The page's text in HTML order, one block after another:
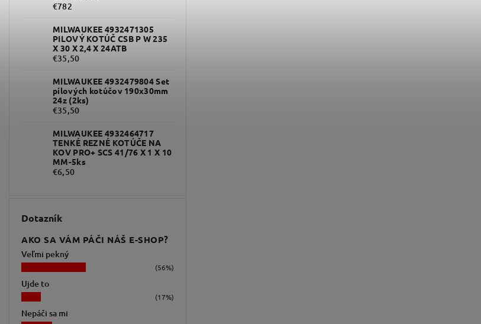
€782
MILWAUKEE 4932471305
PILOVÝ KOTÚČ CSB P W 235
X 30 X 2,4 X 24ATB
€35,50
MILWAUKEE 4932479804 Set
pílových kotúčov 190x30mm
24z (2ks)
€35,50
MILWAUKEE 4932464717
TENKÉ REZNÉ KOTÚČE NA
KOV PRO+ SCS 41/76 X 1 X 10
MM-5ks
€6,50
Dotazník
AKO SA VÁM PÁČI NÁŠ E-SHOP?
Veľmi pekný
(56%)
Ujde to
(17%)
Nepáči sa mi